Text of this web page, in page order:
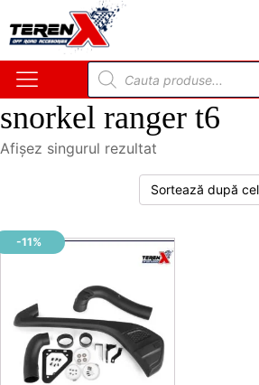
Products
search
snorkel ranger t6
Afișez singurul rezultat
-11%